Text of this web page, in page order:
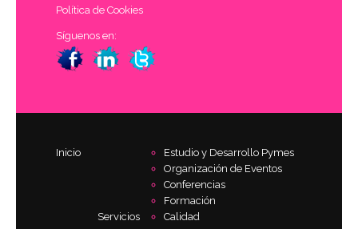
Política de Cookies
Síguenos en:
Inicio
Servicios
Estudio y Desarrollo Pymes
Organización de Eventos
Conferencias
Formación
Calidad